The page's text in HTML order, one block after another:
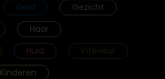
Geld
Gezicht
Haar
Huid
Interieur
Kinderen